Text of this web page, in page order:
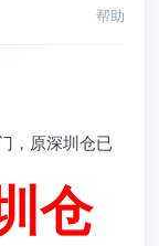
帮助
，原深圳仓已
仓